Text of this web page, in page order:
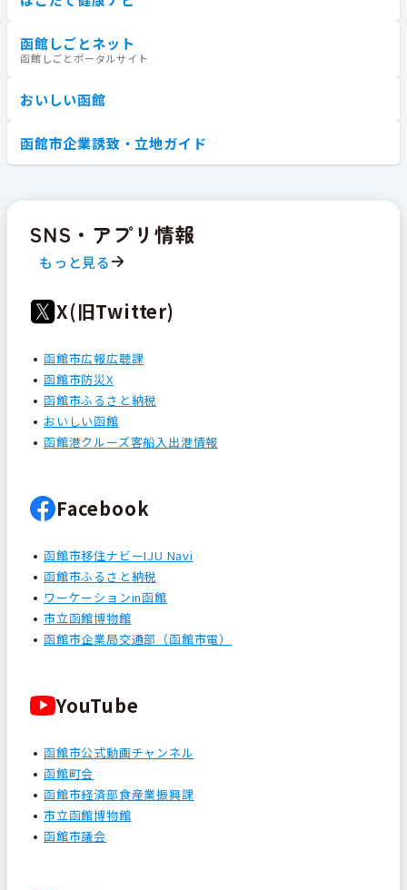
函館しごとネット
函館しごとポータルサイト
おいしい函館
函館市企業誘致・立地ガイド
SNS・アプリ情報
もっと見る
X(旧Twitter)
函館市広報広聴課
函館市防災X
函館市ふるさと納税
おいしい函館
函館港クルーズ客船入出港情報
Facebook
函館市移住ナビーIJU Navi
函館市ふるさと納税
ワーケーションin函館
市立函館博物館
函館市企業局交通部（函館市電）
YouTube
函館市公式動画チャンネル
函館町会
函館市経済部食産業振興課
市立函館博物館
函館市議会